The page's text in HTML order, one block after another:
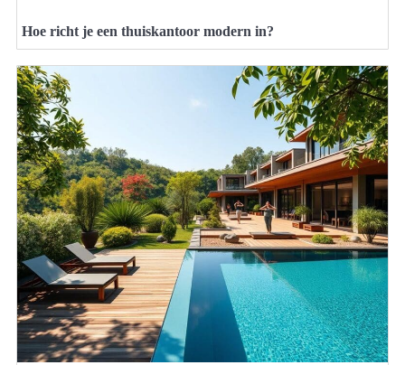
Hoe richt je een thuiskantoor modern in?